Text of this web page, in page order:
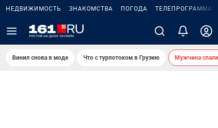
НЕДВИЖИМОСТЬ ЗНАКОМСТВА ПОГОДА ТЕЛЕПРОГРАММА
Винил снова в моде Что с турпотоком в Грузию Мужчина